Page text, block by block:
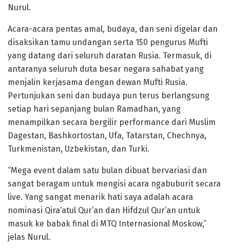
Nurul.
Acara-acara pentas amal, budaya, dan seni digelar dan
disaksikan tamu undangan serta 150 pengurus Mufti
yang datang dari seluruh daratan Rusia. Termasuk, di
antaranya seluruh duta besar negara sahabat yang
menjalin kerjasama dengan dewan Mufti Rusia.
Pertunjukan seni dan budaya pun terus berlangsung
setiap hari sepanjang bulan Ramadhan, yang
menampilkan secara bergilir performance dari Muslim
Dagestan, Bashkortostan, Ufa, Tatarstan, Chechnya,
Turkmenistan, Uzbekistan, dan Turki.
“Mega event dalam satu bulan dibuat bervariasi dan
sangat beragam untuk mengisi acara ngabuburit secara
live. Yang sangat menarik hati saya adalah acara
nominasi Qira’atul Qur’an dan Hifdzul Qur’an untuk
masuk ke babak final di MTQ Internasional Moskow,”
jelas Nurul.